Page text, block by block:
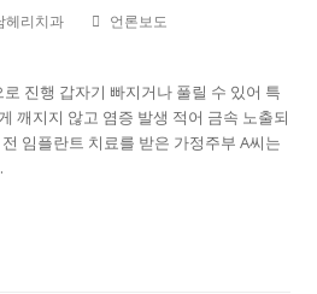
헤리치과
언론보도
진행 갑자기 빠지거나 풀릴 수 있어 특
깨지지 않고 염증 발생 적어 금속 노출되
임플란트 치료를 받은 가정주부 A씨는